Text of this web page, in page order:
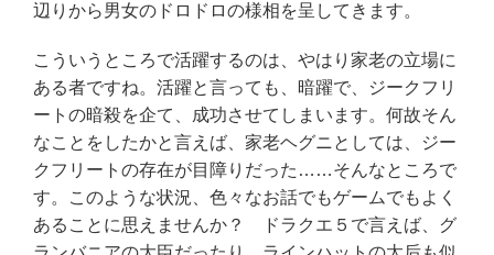
辺りから男女のドロドロの様相を呈してきます。
こういうところで活躍するのは、やはり家老の立場に
ある者ですね。活躍と言っても、暗躍で、ジークフリ
ートの暗殺を企て、成功させてしまいます。何故そん
なことをしたかと言えば、家老ヘグニとしては、ジー
クフリートの存在が目障りだった……そんなところで
す。このような状況、色々なお話でもゲームでもよく
あることに思えませんか？ ドラクエ５で言えば、グ